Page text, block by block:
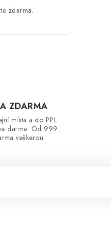
zdarma.
ZDARMA
místa a do PPL
darma. Od 999
veškerou